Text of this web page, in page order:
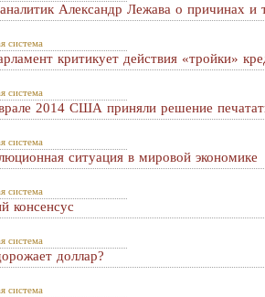
Александр Лежава о причинах и
система
критикует действия «тройки»
система
2014 США приняли решение
система
ситуация в мировой экономике
система
консенсус
система
доллар?
система